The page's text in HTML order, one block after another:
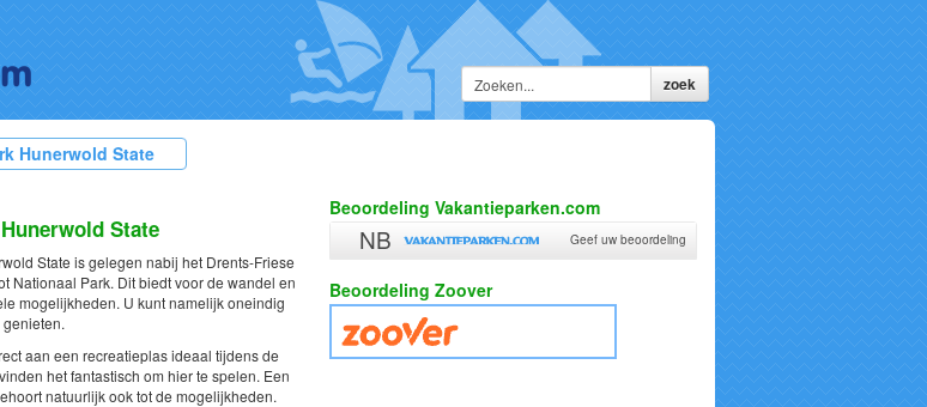
Hunerwold State
State
State is gelegen nabij het Drents-Friese
Nationaal Park. Dit biedt voor de wandel en
mogelijkheden. U kunt namelijk oneindig
aan een recreatieplas ideaal tijdens de
het fantastisch om hier te spelen. Een
natuurlijk ook tot de mogelijkheden.
Beoordeling Vakantieparken.com
NB Geef uw beoordeling
Beoordeling Zoover